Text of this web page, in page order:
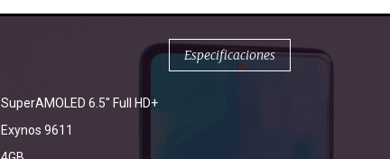
Especificaciones
SuperAMOLED 6.5" Full HD+
Exynos 9611